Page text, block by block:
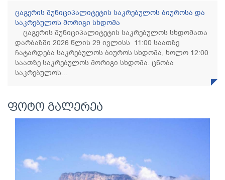
ცაგერის მუნიციპალიტეტის საკრებულოს ბიუროსა და
საკრებულოს მორიგი სხდომა
ცაგერის მუნიციპალიტეტის საკრებულოს სხდომათა
დარბაზში 2026 წლის 29 ივლისს 11:00 საათზე
ჩატარდება საკრებულოს ბიუროს სხდომა, ხოლო 12:00
საათზე საკრებულოს მორიგი სხდომა. ცნობა
საკრებულოს...
ფოტო გალერეა